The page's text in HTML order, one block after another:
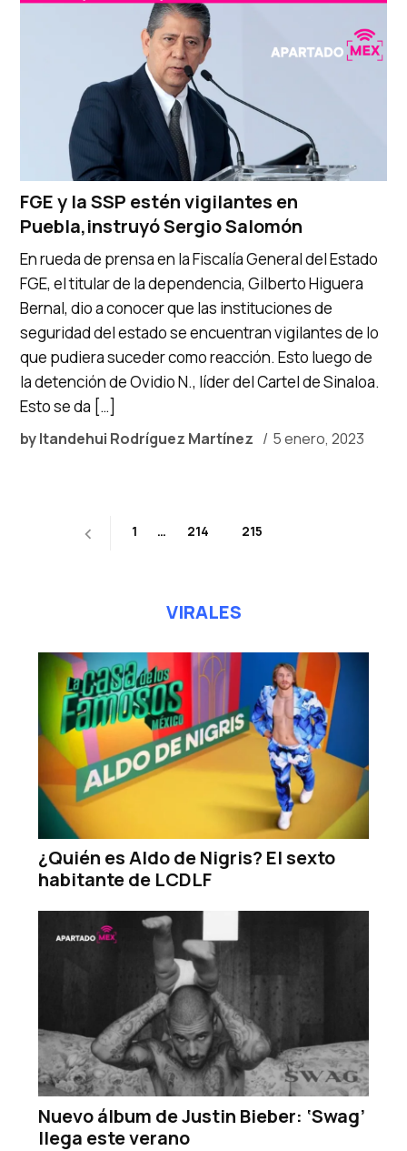
FGE y la SSP estén vigilantes en
Puebla,instruyó Sergio Salomón
byItandehui Rodríguez Martínez 5 enero, 2023
En rueda de prensa en la Fiscalía General del Estado
FGE, el titular de la dependencia, Gilberto Higuera
Bernal, dio a conocer que las instituciones de
seguridad del estado se encuentran vigilantes de lo
que pudiera suceder como reacción. Esto luego de
la detención de Ovidio N., líder del Cartel de Sinaloa.
Esto se da […]
Paginación1 … 214 215
VIRALES
¿Quién es Aldo de Nigris? El sexto
habitante de LCDLF
Nuevo álbum de Justin Bieber: ‘Swag’
llega este verano